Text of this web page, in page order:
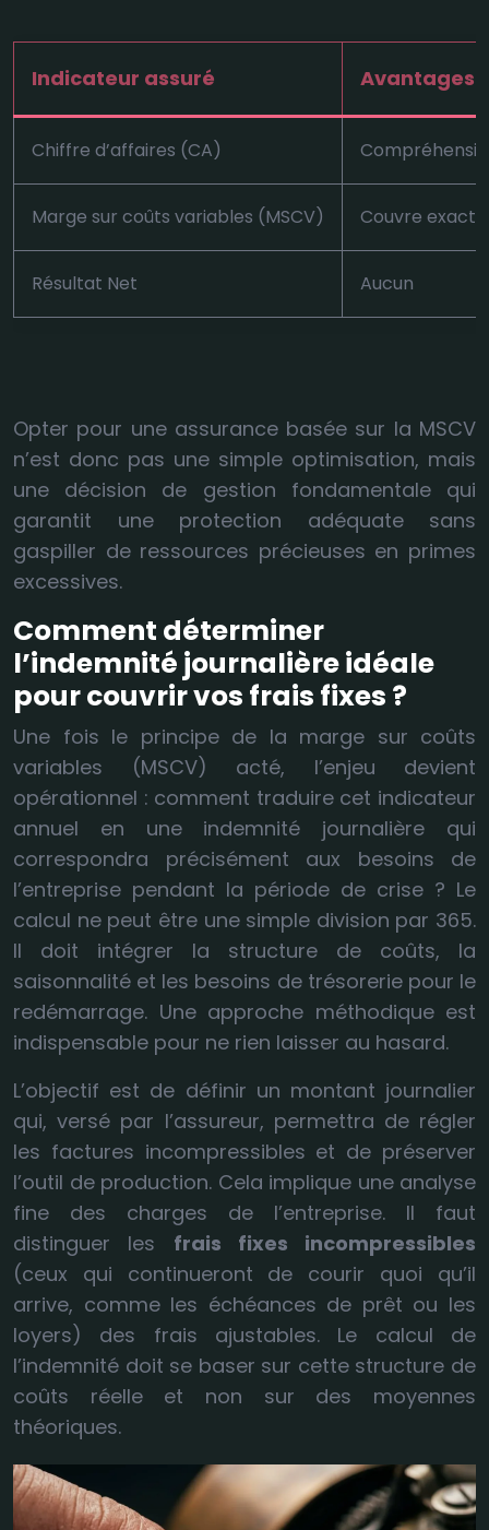
Indicateur assuré Avantages
Chiffre d’affaires (CA)
Marge sur coûts variables (MSCV) Couvre
Résultat Net Aucun
Opter pour une assurance basée sur la MSCV
n’est donc pas une simple optimisation, mais
une décision de gestion fondamentale qui
garantit une protection adéquate sans
gaspiller de ressources précieuses en primes
excessives.
Comment déterminer
l’indemnité journalière idéale
pour couvrir vos frais fixes ?
Une fois le principe de la marge sur coûts
variables (MSCV) acté, l’enjeu devient
opérationnel : comment traduire cet indicateur
annuel en une indemnité journalière qui
correspondra précisément aux besoins de
l’entreprise pendant la période de crise ? Le
calcul ne peut être une simple division par 365.
Il doit intégrer la structure de coûts, la
saisonnalité et les besoins de trésorerie pour le
redémarrage. Une approche méthodique est
indispensable pour ne rien laisser au hasard.
L’objectif est de définir un montant journalier
qui, versé par l’assureur, permettra de régler
les factures incompressibles et de préserver
l’outil de production. Cela implique une analyse
fine des charges de l’entreprise. Il faut
distinguer les frais fixes incompressibles
(ceux qui continueront de courir quoi qu’il
arrive, comme les échéances de prêt ou les
loyers) des frais ajustables. Le calcul de
l’indemnité doit se baser sur cette structure de
coûts réelle et non sur des moyennes
théoriques.